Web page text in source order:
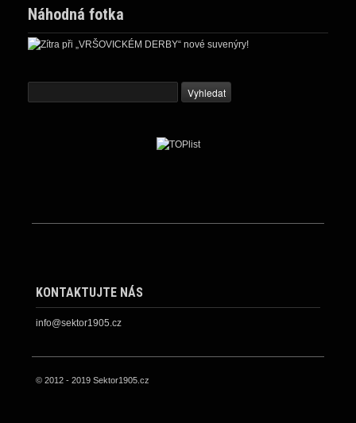
Náhodná fotka
KONTAKTUJTE NÁS
info@sektor1905.cz
© 2012 - 2019 Sektor1905.cz